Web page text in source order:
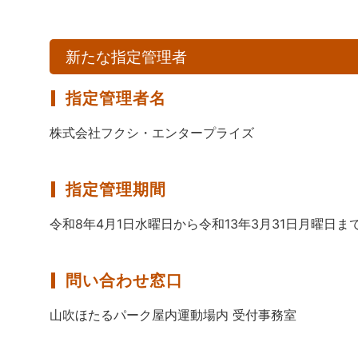
新たな指定管理者
指定管理者名
株式会社フクシ・エンタープライズ
指定管理期間
令和8年4月1日水曜日から令和13年3月31日月曜日ま
問い合わせ窓口
山吹ほたるパーク屋内運動場内 受付事務室